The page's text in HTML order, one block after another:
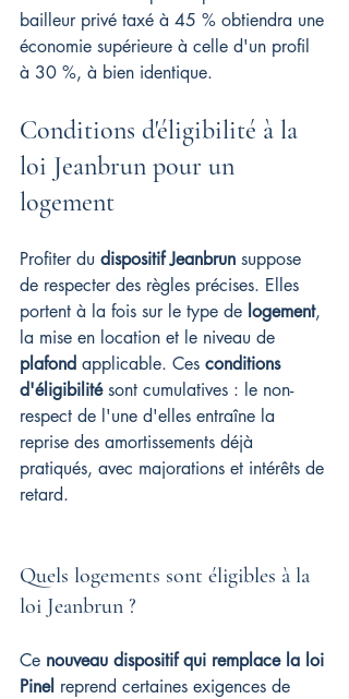
bailleur privé taxé à 45 % obtiendra une
économie supérieure à celle d'un profil
à 30 %, à bien identique.
Conditions d'éligibilité à la
loi Jeanbrun pour un
logement
Profiter du dispositif Jeanbrun suppose
de respecter des règles précises. Elles
portent à la fois sur le type de logement,
la mise en location et le niveau de
plafond applicable. Ces conditions
d'éligibilité sont cumulatives : le non-
respect de l'une d'elles entraîne la
reprise des amortissements déjà
pratiqués, avec majorations et intérêts de
retard.
Quels logements sont éligibles à la
loi Jeanbrun ?
Ce nouveau dispositif qui remplace la loi
Pinel reprend certaines exigences de